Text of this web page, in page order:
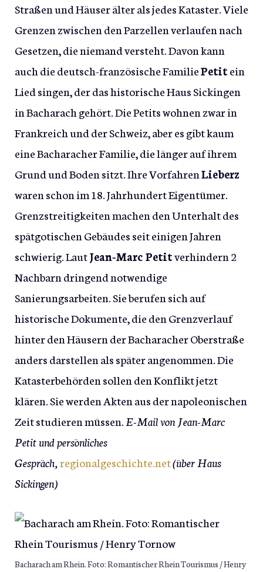
Straßen und Häuser älter als jedes Kataster. Viele
Grenzen zwischen den Parzellen verlaufen nach
Gesetzen, die niemand versteht. Davon kann
auch die deutsch-französische FamiliePetitein
Lied singen, der das historische Haus Sickingen
in Bacharach gehört. Die Petits wohnen zwar in
Frankreich und der Schweiz, aber es gibt kaum
eine Bacharacher Familie, die länger auf ihrem
Grund und Boden sitzt. Ihre VorfahrenLieberz
waren schon im 18. Jahrhundert Eigentümer.
Grenzstreitigkeiten machen den Unterhalt des
spätgotischen Gebäudes seit einigen Jahren
schwierig. LautJean-Marc Petitverhindern 2
Nachbarn dringend notwendige
Sanierungsarbeiten. Sie berufen sich auf
historische Dokumente, die den Grenzverlauf
hinter den Häusern der Bacharacher Oberstraße
anders darstellen als später angenommen. Die
Katasterbehörden sollen den Konflikt jetzt
klären. Sie werden Akten aus der napoleonischen
Zeit studieren müssen. E-Mail von Jean-Marc
Petit und persönliches
Gespräch,regionalgeschichte.net(über Haus
Sickingen)
Bacharach am Rhein. Foto: Romantischer Rhein Tourismus / Henry